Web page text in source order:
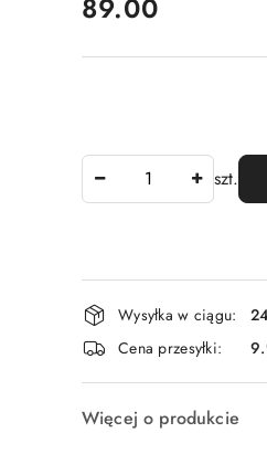
89.00
szt.
Dostępność
i
dostawa
Wysyłka w ciągu:
Cena przesyłki:
Więcej o produkcie